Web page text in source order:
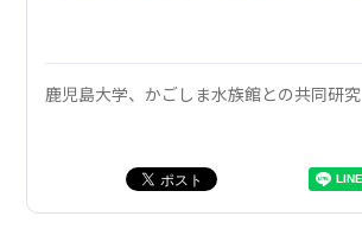
鹿児島大学、かごしま水族館との共同研究